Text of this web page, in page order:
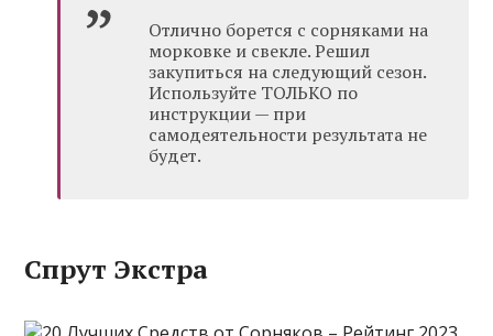
Отлично борется с сорняками на
морковке и свекле. Решил
закупиться на следующий сезон.
Используйте ТОЛЬКО по
инструкции — при
самодеятельности результата не
будет.
Спрут Экстра